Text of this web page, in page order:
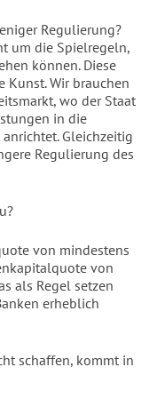
Regulierung?
um die Spielregeln,
können. Diese
Kunst. Wir brauchen
wo der Staat
in die
Gleichzeitig
Regulierung des
von mindestens
von
als Regel setzen
erheblich
schaffen, kommt in